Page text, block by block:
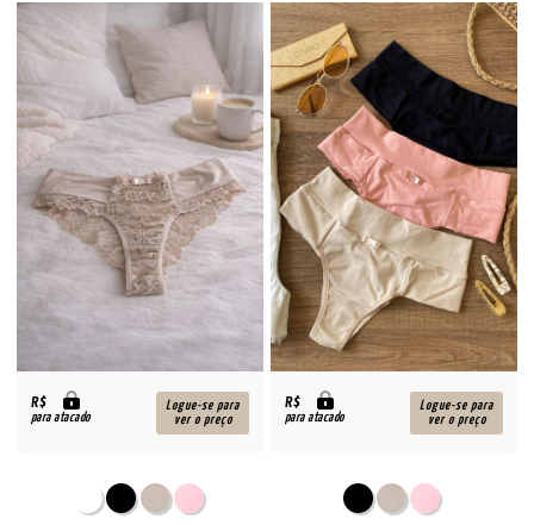
R$
para atacado
Logue-se para
ver o preço
R$
para atacado
Logue-se para
ver o preço